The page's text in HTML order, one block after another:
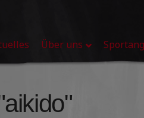
Über uns